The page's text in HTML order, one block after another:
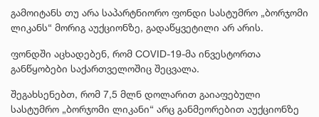
გამოიტანს თუ არა საპარტნიორო ფონდი სასტუმრო „ბორჯომი
ლიკანს“ მორიგ აუქციონზე, გადაწყვეტილი არ არის.
ფონდში აცხადებენ, რომ COVID-19-მა ინვესტორთა
განწყობები საქართველოშიც შეცვალა.
შეგახსენებთ, რომ 7,5 მლნ დოლარით გაიაფებული
სასტუმრო „ბორჯომი ლიკანი“ არც განმეორებით აუქციონზე